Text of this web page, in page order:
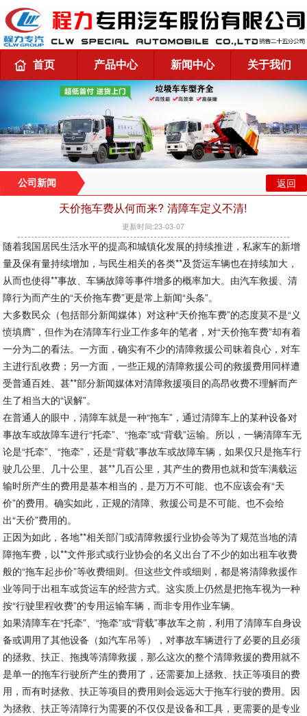
首页 产品中心 新闻中心 关于我们
公司新闻 返回
天价拖车费从何而来? 清障车定义不清!
更新时间:23-03-07
随着我国居民生活水平的提高和城镇化发展的持续推进，私家车的新增
量及保有量持续增加，与民生相关的各类**及货运车辆也在持续加大，
从而也使得**事故、车辆故障等事件增多的概率加大。由汽车救援、清
障行为而产生的“天价拖车费”更是常上新闻“头条”。
大多数民众（包括部分新闻媒体）对这种“天价拖车费”的态度莫不是“义
愤填膺”，但作为在清障车行业工作多年的笔者，对“天价拖车费”却有着
一分为二的看法。一方面，确实有不少的清障救援公司昧着良心，对车
主进行乱收费；另一方面，一些正规的清障救援公司的救援费用同样遭
受普通百姓、甚**部分新闻媒体对清障救援项目的高昂收费不理解而产
生了相当大的“误解”。
在普通人的眼中，清障车就是一种“拖车”，通过清障车上的某种设备对
事故车或故障车进行“托牵”、“拖牵”或“背载”运输。所以，一辆清障车无
论是“托牵”、“拖牵”，还是“背载”事故车或故障车辆，如果仅只是拖车行
驶几公里、几十公里、甚**几百公里，其产生的费用也就和货车满载运
输时所产生的费用是基本相当的，是万万不可能、也不应该会有“天
价”的费用。确实如此，正规的清障、救援公司是不可能、也不会给
出“天价”费用的。
正因为如此，各地**相关部门或清障救援行业协会等为了规范当地的清
障拖车费，以**文件形式或行业协会的名义出台了不少的如出租车收费
般的“拖车起步价”等收费细则。但这些文件或细则，都是将清障救援作
业等同于出租车或货运车的经营方式。这实质上仍然是把拖车视为一种
按“行驶里程收费”的专用运输车辆，而非专用作业车辆。
如果清障车在“托牵”、“拖牵”或“背载”事故车之前，利用了清障车自身设
备或调用了其他设备（如汽车吊等），对事故车辆进行了必要的且必须
的拯救、扶正、拖拽等清障救援，那么这次的整个清障救援的费用就不
是单一的拖车行驶所产生的费用了，还需要加上拯救、扶正等项目的费
用，而有时拯救、扶正等项目的费用则会远远大于拖车行驶的费用。因
为拯救、扶正等清障行为需要的不仅仅是设备和工具，更需要的是专业